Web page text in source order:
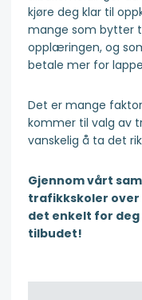
kjøre deg klar til
mange som bytter
opplæringen, og
betale mer for
Det er mange
kommer til valg av
vanskelig å ta det
Gjennom vårt
trafikkskoler over
det enkelt for
tilbudet!